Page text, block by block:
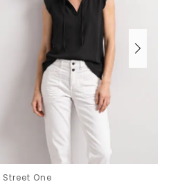
Street One